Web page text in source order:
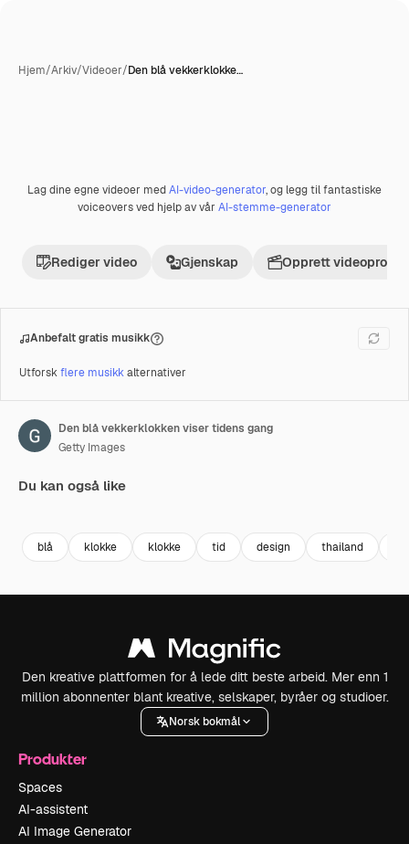
Hjem/Arkiv/Videoer/Den blå vekkerklokke…
Premium
Lag dine egne videoer medAI-video-generator, og legg til fantastiske
voiceovers ved hjelp av vår AI-stemme-generator
Rediger video Gjenskap Opprett
Anbefalt gratis musikk
Utforskflere musikkalternativer
Den blå vekkerklokken viser tidens gang
Getty Images
Du kan også like
blå klokke klokke tid design thailand
Den kreative plattformen for å lede ditt beste arbeid. Mer enn 1
million abonnenter blant kreative, selskaper, byråer og studioer.
Norsk bokmål
Produkter
Spaces
AI-assistent
AI Image Generator